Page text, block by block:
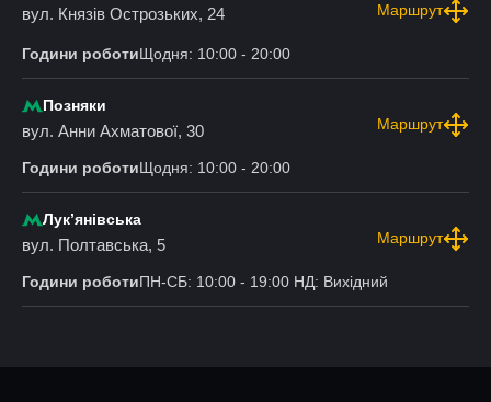
вул. Князів Острозьких, 24 Маршрут
Години роботиЩодня: 10:00 - 20:00
Позняки
вул. Анни Ахматової, 30 Маршрут
Години роботиЩодня: 10:00 - 20:00
Лукʼянівська
вул. Полтавська, 5 Маршрут
Години роботиПН-СБ: 10:00 - 19:00 НД: Вихідний